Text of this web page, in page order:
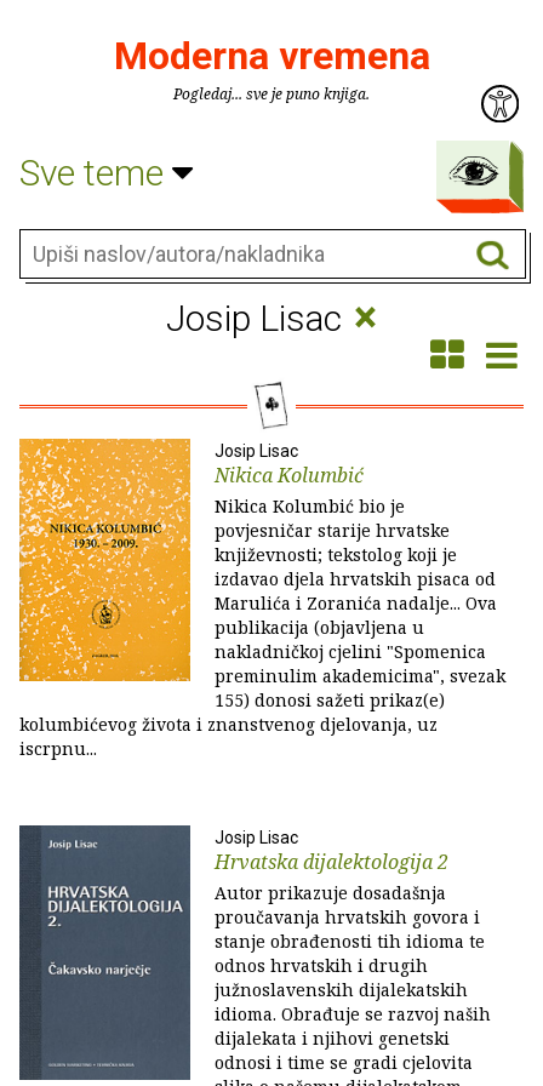
Moderna vremena
Pogledaj... sve je puno knjiga.
Sve teme
Josip Lisac ×
Josip Lisac
Nikica Kolumbić
Nikica Kolumbić bio je
povjesničar starije hrvatske
književnosti; tekstolog koji je
izdavao djela hrvatskih pisaca od
Marulića i Zoranića nadalje... Ova
publikacija (objavljena u
nakladničkoj cjelini "Spomenica
preminulim akademicima", svezak
155) donosi sažeti prikaz(e)
kolumbićevog života i znanstvenog djelovanja, uz
iscrpnu...
Josip Lisac
Hrvatska dijalektologija 2
Autor prikazuje dosadašnja
proučavanja hrvatskih govora i
stanje obrađenosti tih idioma te
odnos hrvatskih i drugih
južnoslavenskih dijalekatskih
idioma. Obrađuje se razvoj naših
dijalekata i njihovi genetski
odnosi i time se gradi cjelovita